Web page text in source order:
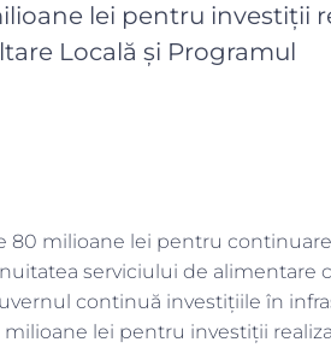
lei pentru investiții
Locală și Programul
80 milioane lei pentru
serviciului de alimentare
continuă investițiile în
lei pentru investiții